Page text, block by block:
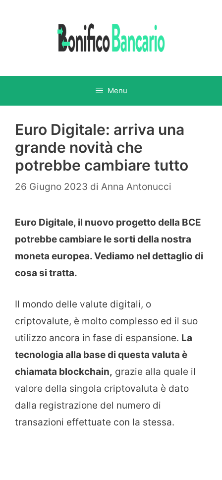
Menu
Euro Digitale: arriva una
grande novità che
potrebbe cambiare tutto
26 Giugno 2023 di Anna Antonucci
Euro Digitale, il nuovo progetto della BCE
potrebbe cambiare le sorti della nostra
moneta europea. Vediamo nel dettaglio di
cosa si tratta.
Il mondo delle valute digitali, o
criptovalute, è molto complesso ed il suo
utilizzo ancora in fase di espansione. La
tecnologia alla base di questa valuta è
chiamata blockchain, grazie alla quale il
valore della singola criptovaluta è dato
dalla registrazione del numero di
transazioni effettuate con la stessa.